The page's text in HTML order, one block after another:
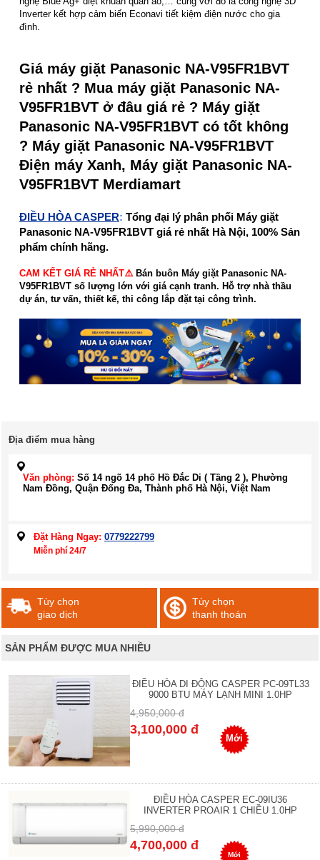
Inverter kết hợp cảm biến Econavi tiết kiệm điện nước cho gia
đình.
Giá máy giặt Panasonic NA-V95FR1BVT
rẻ nhất ? Mua máy giặt Panasonic NA-
V95FR1BVT ở đâu giá rẻ ? Máy giặt
Panasonic NA-V95FR1BVT có tốt không
? Máy giặt Panasonic NA-V95FR1BVT
Điện máy Xanh, Máy giặt Panasonic NA-
V95FR1BVT Merdiamart
ĐIỀU HÒA CASPER: Tổng đại lý phân phối Máy giặt
Panasonic NA-V95FR1BVT giá rẻ nhất Hà Nội, 100% Sản
phẩm chính hãng.
CAM KẾT GIÁ RẺ NHẤT⚠️ Bán buôn Máy giặt Panasonic NA-
V95FR1BVT số lượng lớn với giá cạnh tranh. Hỗ trợ nhà thầu
dự án, tư vấn, thiết kế, thi công lắp đặt tại công trình.
Địa điểm mua hàng
Văn phòng: Số 14 ngõ 14 phố Hồ Đắc Di ( Tầng 2 ), Phường
Nam Đồng, Quận Đống Đa, Thành phố Hà Nội, Việt Nam
Đặt Hàng Ngay: 0779222799
Miễn phí 24/7
Tùy chọn
giao dịch
Tùy chọn
thanh thoán
SẢN PHẨM ĐƯỢC MUA NHIỀU
ĐIỀU HÒA DI ĐỘNG CASPER PC-09TL33
9000 BTU MÁY LẠNH MINI 1.0HP
4,950,000 đ
3,100,000 đ
Mới
ĐIỀU HÒA CASPER EC-09IU36
INVERTER PROAIR 1 CHIỀU 1.0HP
5,990,000 đ
4,700,000 đ
Mới